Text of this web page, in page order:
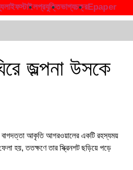
লাইফস্টাইলপ্রযুক্তিভাগ্যচক্রEpaper
জল্পনা উসকে
বাগদত্তা আকৃতি আগরওয়ালের একটি রহস্যময়
হয়, ততক্ষণে তার স্ক্রিনশট ছড়িয়ে পড়ে